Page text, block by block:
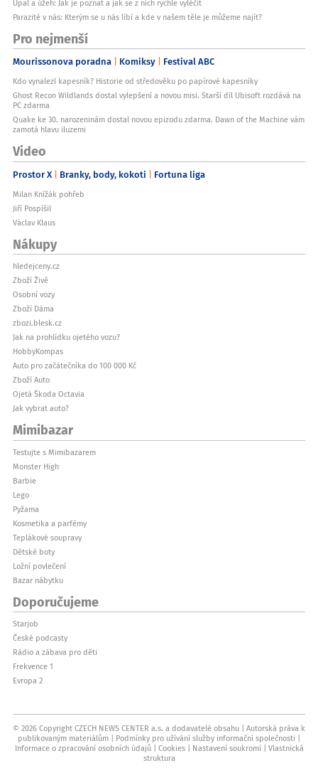
Úpal a úžeh: Jak je poznat a jak se z nich rychle vyléčit
Parazité v nás: Kterým se u nás líbí a kde v našem těle je můžeme najít?
Pro nejmenší
Mourissonova poradna Komiksy Festival ABC
Kdo vynalezl kapesník? Historie od středověku po papírové kapesníky
Ghost Recon Wildlands dostal vylepšení a novou misi. Starší díl Ubisoft rozdává na
PC zdarma
Quake ke 30. narozeninám dostal novou epizodu zdarma. Dawn of the Machine vám
zamotá hlavu iluzemi
Video
Prostor X Branky, body, kokoti Fortuna liga
Milan Knížák pohřeb
Jiří Pospíšil
Václav Klaus
Nákupy
hledejceny.cz
Zboží Živě
Osobní vozy
Zboží Dáma
zbozi.blesk.cz
Jak na prohlídku ojetého vozu?
HobbyKompas
Auto pro začátečníka do 100 000 Kč
Zboží Auto
Ojetá Škoda Octavia
Jak vybrat auto?
Mimibazar
Testujte s Mimibazarem
Monster High
Barbie
Lego
Pyžama
Kosmetika a parfémy
Teplákové soupravy
Dětské boty
Ložní povlečení
Bazar nábytku
Doporučujeme
Starjob
České podcasty
Rádio a zábava pro děti
Frekvence 1
Evropa 2
© 2026 Copyright CZECH NEWS CENTER a.s. a dodavatelé obsahu
Autorská práva k
publikovaným materiálům
Podmínky pro užívání služby informační společnosti
Informace o zpracování osobních údajů
Cookies Nastavení soukromí
Vlastnická
struktura